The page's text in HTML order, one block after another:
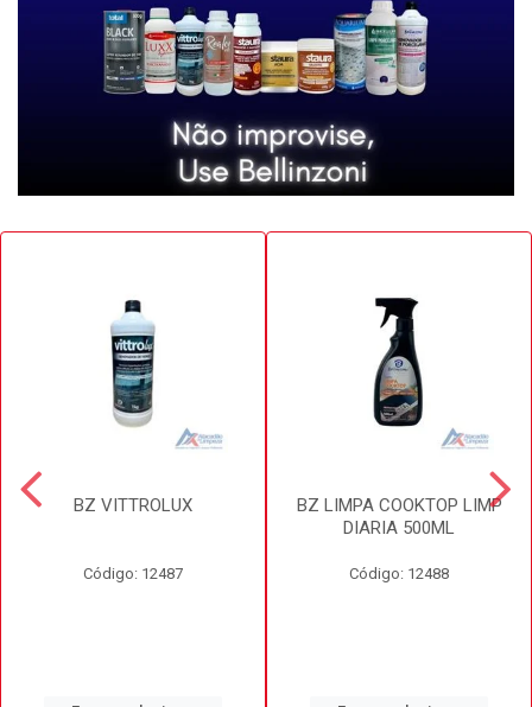
BZ VITTROLUX
Código: 12487
BZ LIMPA COOKTOP LIMP
DIARIA 500ML
Código: 12488